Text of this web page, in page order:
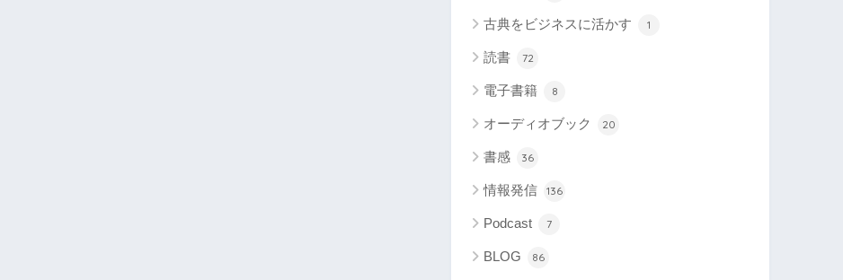
古典をビジネスに活かす 1
読書 72
電子書籍 8
オーディオブック 20
書感 36
情報発信 136
Podcast 7
BLOG 86